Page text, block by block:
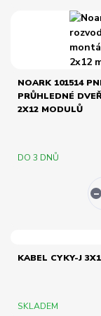
NOARK 101514
PRŮHLEDNÉ
2X12 MODULŮ
DO 3 DNŮ
KABEL CYKY-J
SKLADEM